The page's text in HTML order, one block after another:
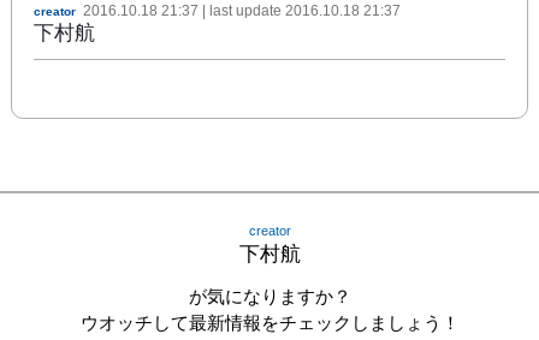
creator 2016.10.18 21:37 | last update 2016.10.18 21:37
下村航
creator
下村航
が気になりますか？
ウオッチして最新情報をチェックしましょう！